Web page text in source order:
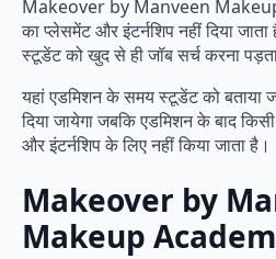
Makeover by Manveen
का प्लेसमेंट और इंटर्नशिप नहीं दिया
स्टूडेंट को खुद से ही जॉब सर्च करना
यहां एडमिशन के समय स्टूडेंट को बताया
दिया जायेगा जबकि एडमिशन के बाद
और इंटर्नशिप के लिए नहीं किया जाता है।
Makeover by
Makeup